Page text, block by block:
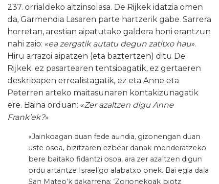
237. orrialdeko aitzinsolasa. De Rijkek idatzia omen
da, Garmendia Lasaren parte hartzerik gabe. Sarrera
horretan, arestian aipatutako galdera honi erantzun
nahi zaio: «ea zergatik autatu degun zatitxo hau».
Hiru arrazoi aipatzen (eta baztertzen) ditu De
Rijkek: ez pasartearen tentsioagatik, ez gertaeren
deskribapen errealistagatik, ez eta Anne eta
Peterren arteko maitasunaren kontakizunagatik
ere. Baina orduan: «Zer azaltzen digu Anne
Frank’ek?»
«Jainkoagan duan fede aundia, gizonengan duan
uste osoa, bizitzaren ezbear danak menderatzeko
bere baitako fidantzi osoa, ara zer azaltzen digun
ordu artantze Israel’go alabatxo onek. Bai egia dala
San Mateo’k dakarrena: ‘Zorionekoak biotz